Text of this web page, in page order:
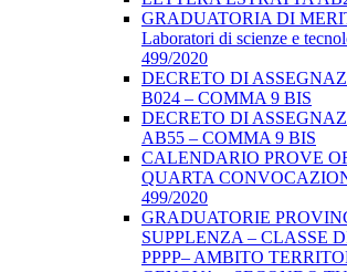
GRADUATORIA DI
Laboratori di scienze e
499/2020
DECRETO DI
B024 – COMMA 9 BIS
DECRETO DI
AB55 – COMMA 9 BIS
CALENDARIO PROVE
QUARTA
499/2020
GRADUATORIE
SUPPLENZA – CLASSE
PPPP– AMBITO